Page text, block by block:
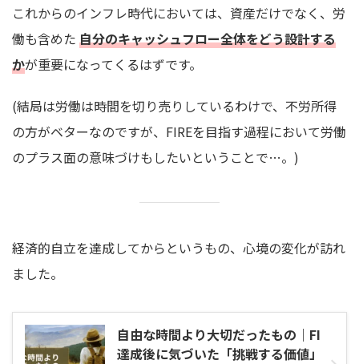
これからのインフレ時代においては、資産だけでなく、労
働も含めた 自分のキャッシュフロー全体をどう設計する
かが重要になってくるはずです。
(結局は労働は時間を切り売りしているわけで、不労所得
の方がベターなのですが、FIREを目指す過程において労働
のプラス面の意味づけもしたいということで…。)
経済的自立を達成してからというもの、心境の変化が訪れ
ました。
自由な時間より大切だったもの｜FI
達成後に気づいた「挑戦する価値」